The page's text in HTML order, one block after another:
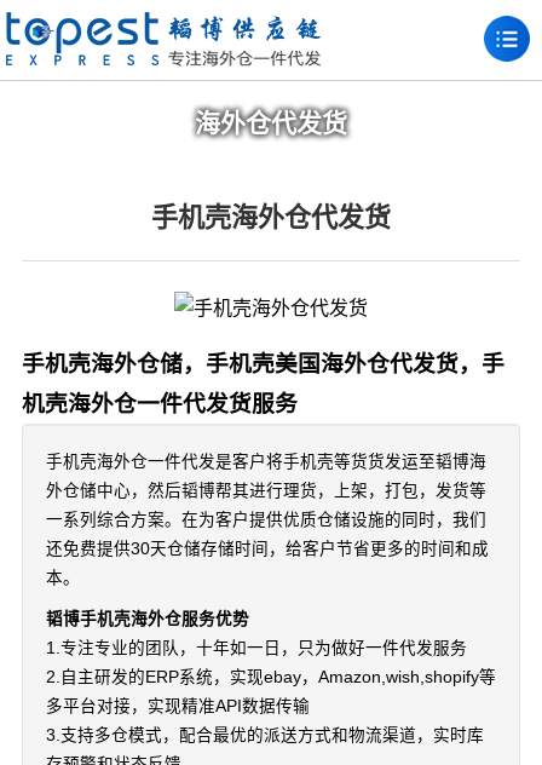
海外仓代发货
手机壳海外仓代发货
手机壳海外仓储，手机壳美国海外仓代发货，手
机壳海外仓一件代发货服务
手机壳海外仓一件代发是客户将手机壳等货货发运至韬博海
外仓储中心，然后韬博帮其进行理货，上架，打包，发货等
一系列综合方案。在为客户提供优质仓储设施的同时，我们
还免费提供30天仓储存储时间，给客户节省更多的时间和成
本。
韬博手机壳海外仓服务优势
1.专注专业的团队，十年如一日，只为做好一件代发服务
2.自主研发的ERP系统，实现ebay，Amazon,wish,shopify等
多平台对接，实现精准API数据传输
3.支持多仓模式，配合最优的派送方式和物流渠道，实时库